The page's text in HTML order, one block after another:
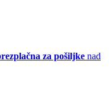
za pošiljke nad